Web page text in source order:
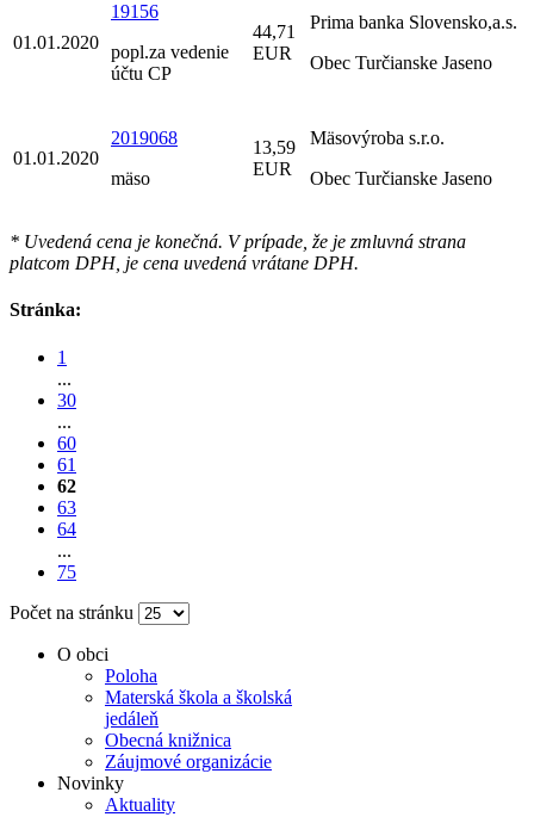
01.01.2020
19156
popl.za vedenie
účtu CP
44,71
EUR
Prima banka Slovensko,a.s.
Obec Turčianske Jaseno
01.01.2020
2019068
mäso
13,59
EUR
Mäsovýroba s.r.o.
Obec Turčianske Jaseno
* Uvedená cena je konečná. V prípade, že je zmluvná strana
platcom DPH, je cena uvedená vrátane DPH.
Stránka:
1
...
30
...
60
61
62
63
64
...
75
Počet na stránku
O obci
Poloha
Materská škola a školská
jedáleň
Obecná knižnica
Záujmové organizácie
Novinky
Aktuality